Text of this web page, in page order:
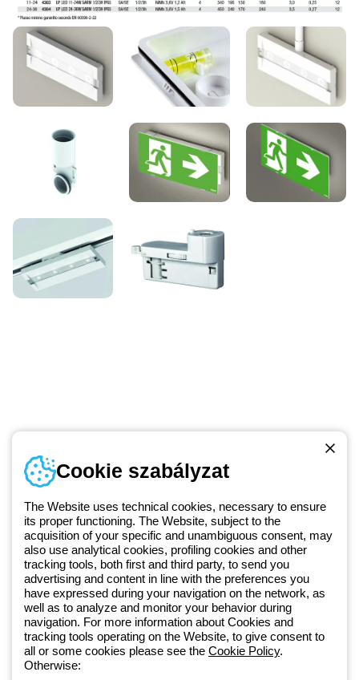
Since 2025, Beghelli has been part of the GEWISS Group, within the
GEWISS LightZone ecosystem, where we develop integrated
lighting solutions that transform complexity into simplicity, supporting
professionals and end users in meeting their needs. Discover more
about GEWISS
Telefonszám
Hétfőtől-péntekig: 8.00-16.30
1 951 3194
Cookie szabályzat
The Website uses technical cookies, necessary to ensure
its proper functioning. The Website, subject to the
acquisition of your specific and unambiguous consent, may
also use analytical cookies, profiling cookies and other
tracking tools, both first and third party, to send you
advertising and content in line with the preferences you
have expressed during your navigation on the network, as
well as to analyze and monitor your behavior during
navigation. For more information about Cookies and
tracking tools operating on the Website, to give consent to
all or some cookies please see the Cookie Policy.
Otherwise: